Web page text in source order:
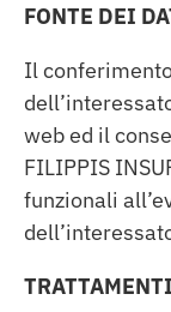
FONTE DEI
Il
web ed il
FILIPPIS
funzionali